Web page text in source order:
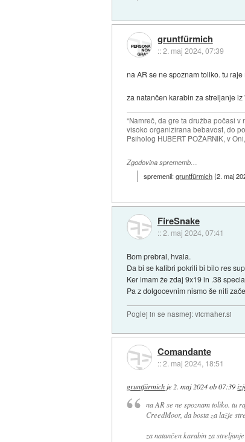
gruntfürmich
::2. maj 2024, 07:39
na AR se ne spoznam toliko. tu
za natančen karabin za streljanje
"Namreč, da gre ta družba počasi
visoko organizirana bebavost, do
Psiholog HUBERT POŽARNIK, v
Zgodovina sprememb…
spremenil:gruntfürmich(2. maj
FireSnake
::2. maj 2024, 07:41
Bom prebral, hvala.
Da bi se kalibri pokrili bi bilo res
Ker imam že zdaj 9x19 in .38
Pa z dolgocevnim nismo še niti
Poglej in se nasmej: vicmaher.si
Comandante
::2. maj 2024, 18:51
gruntfürmich je 2. maj 2024 ob 07:39
na AR se ne spoznam toliko. tu
CreedMoor, da bosta za lažje
za natančen karabin za